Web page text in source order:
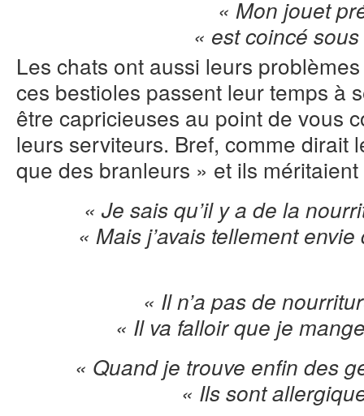
« Mon jouet
« est coincé
Les chats ont aussi leurs
ces bestioles passent leur temps à
être capricieuses au point de vous
leurs serviteurs. Bref, comme dirait
que des branleurs » et ils
« Je sais qu’il y a de la
« Mais j’avais tellement
« Il n’a pas de
« Il va falloir que je
« Quand je trouve enfin des
« Ils sont